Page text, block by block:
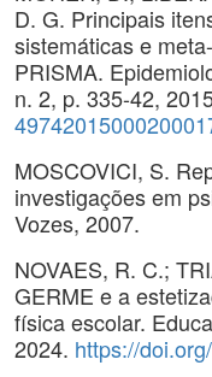
D. G. Principais
sistemáticas e
PRISMA.
n. 2, p. 335-42,
MOSCOVICI, S.
investigações em
Vozes, 2007.
NOVAES, R. C.;
GERME e a
física escolar.
2024. https://